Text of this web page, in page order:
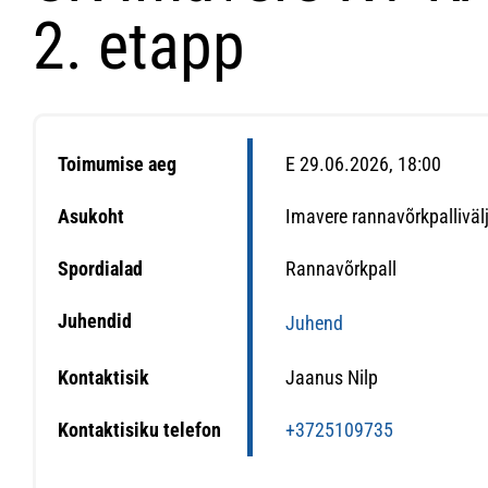
2. etapp
Toimumise aeg E 29.06.2026, 18:00
Asukoht Imavere
Spordialad Rannavõrkpall
Juhendid Juhend
Kontaktisik Jaanus Nilp
Kontaktisiku telefon +3725109735